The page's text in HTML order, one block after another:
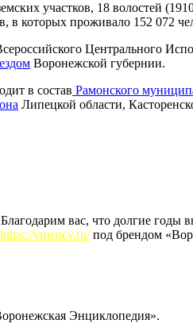
участков, 18 волостей
в которых проживало 152 072
Центрального
Воронежской губернии.
в состав Рамонского
Липецкой области,
вас, что долгие
https://vrnency.ru/под брендом
Энциклопедия».